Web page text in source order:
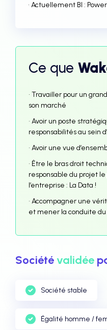
• Actuellement BI :
Ce que
• Travailler pour un
son marché
• Avoir un poste
responsabilités au sein
• Avoir une vue
• Être le bras droit
responsable du projet
l’entreprise : La Data !
• Accompagner une
et mener la conduite
Sociétévalidée
Société stable
Égalité homme /